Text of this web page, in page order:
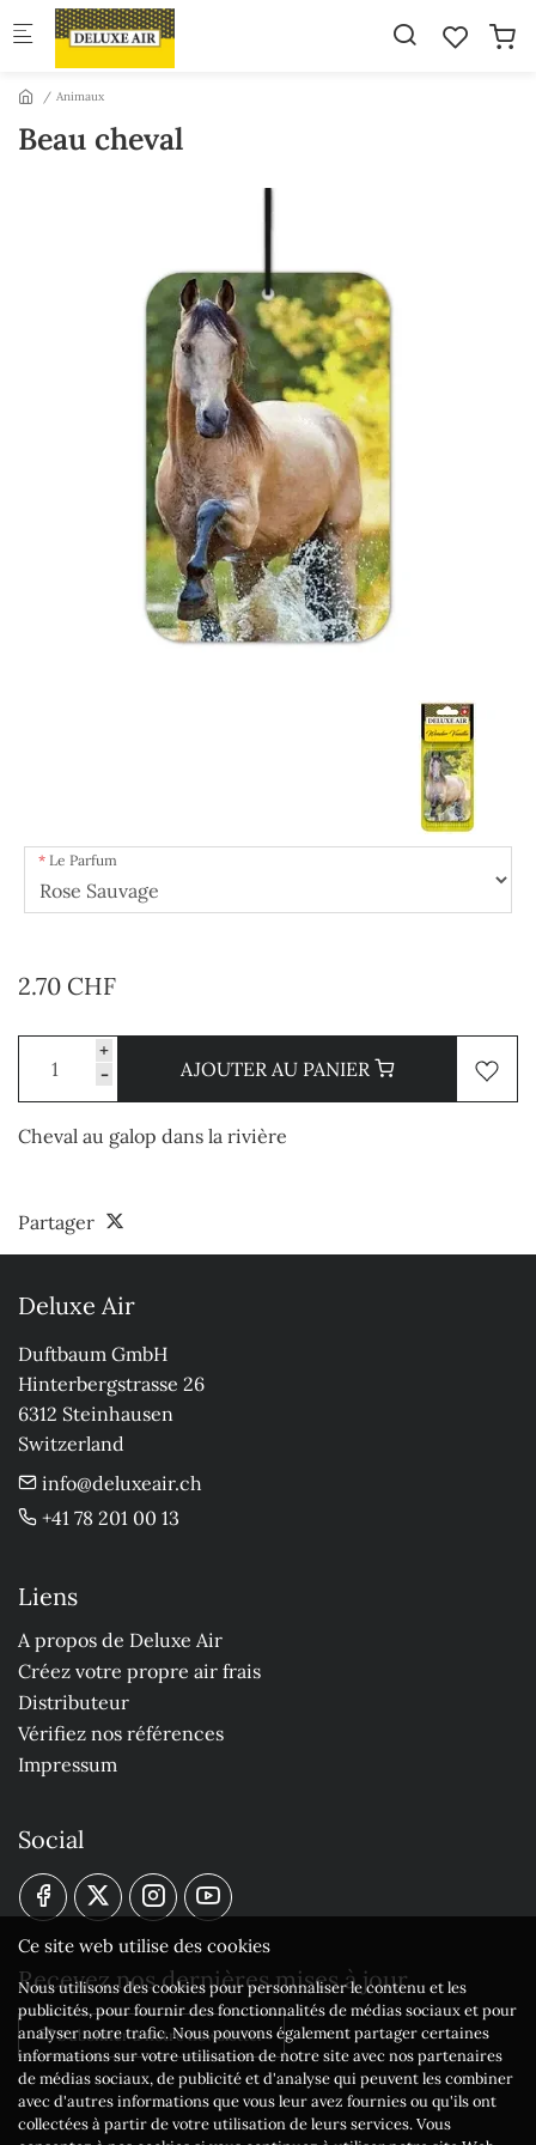
Skip to main content
Animaux
Beau cheval
Le Parfum
2.70 CHF
+
-
AJOUTER AU PANIER
Cheval au galop dans la rivière
Partager
Deluxe Air
Duftbaum GmbH
Hinterbergstrasse 26
6312 Steinhausen
Switzerland
info@deluxeair.ch
+41 78 201 00 13
Liens
A propos de Deluxe Air
Créez votre propre air frais
Distributeur
Vérifiez nos références
Impressum
Social
Recevez nos dernières mises à jour
S'abonner à notre newsletter
Ce site web utilise des cookies
Nous utilisons des cookies pour personnaliser le contenu et les
publicités, pour fournir des fonctionnalités de médias sociaux et pour
analyser notre trafic. Nous pouvons également partager certaines
informations sur votre utilisation de notre site avec nos partenaires
de médias sociaux, de publicité et d'analyse qui peuvent les combiner
avec d'autres informations que vous leur avez fournies ou qu'ils ont
collectées à partir de votre utilisation de leurs services. Vous